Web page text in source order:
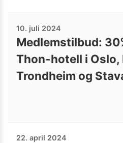
10. juli 2024
Medlemstilbud:
Thon-hotell i Oslo,
Trondheim og
22. april 2024